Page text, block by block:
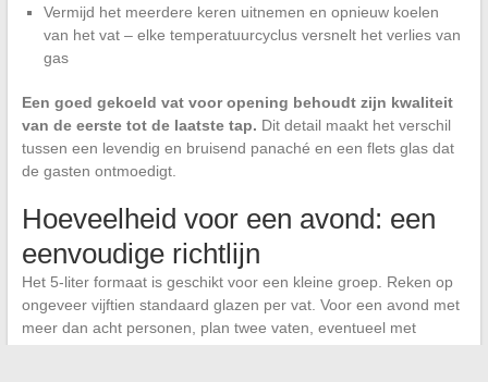
Vermijd het meerdere keren uitnemen en opnieuw koelen
van het vat – elke temperatuurcyclus versnelt het verlies van
gas
Een goed gekoeld vat voor opening behoudt zijn kwaliteit
van de eerste tot de laatste tap. Dit detail maakt het verschil
tussen een levendig en bruisend panaché en een flets glas dat
de gasten ontmoedigt.
Hoeveelheid voor een avond: een
eenvoudige richtlijn
Het 5-liter formaat is geschikt voor een kleine groep. Reken op
ongeveer vijftien standaard glazen per vat. Voor een avond met
meer dan acht personen, plan twee vaten, eventueel met